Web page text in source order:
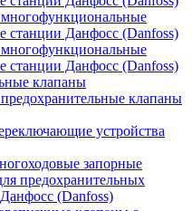
станции Данфосс (Danfoss)
станции Данфосс (Danfoss)
клапаны
клапаны
устройства
запорные
предохранительных
(Danfoss)